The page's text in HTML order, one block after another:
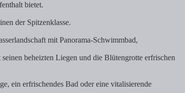
bietet.
der Spitzenklasse.
mit Panorama-Schwimmbad,
beheizten Liegen und die Blütengrotte erfrischen
ein erfrischendes Bad oder eine vitalisierende